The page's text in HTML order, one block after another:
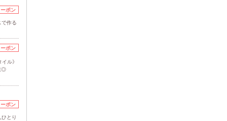
ポン
で作る
ポン
ル》
◎
ポン
とり